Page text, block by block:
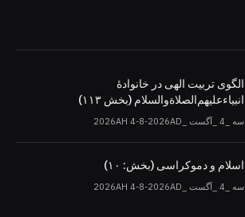
الگوی تربیت الهی در خانوادۀ
انبیاءعلیهم‌الصلاةو‌السلام (بخش ۱۱۳)
سه _4 _آگست _2026AH 4-8-2026AD
اسلام و دموکراسی (بخش: ۱۰)
سه _4 _آگست _2026AH 4-8-2026AD